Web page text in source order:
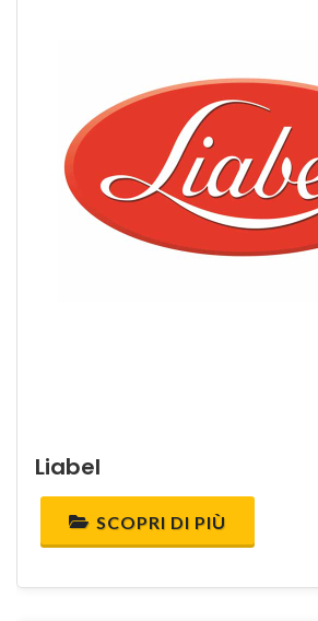
Liabel
SCOPRI DI PIÙ